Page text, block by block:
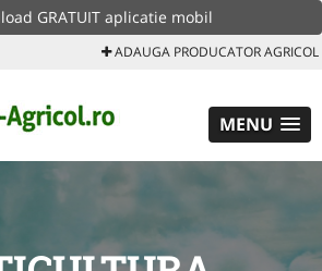
GRATUIT aplicatie mobil
ADAUGA PRODUCATOR AGRICOL
MENU